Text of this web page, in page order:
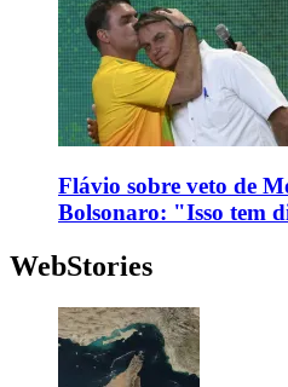
Flávio sobre veto de
Bolsonaro: "Isso tem
WebStories